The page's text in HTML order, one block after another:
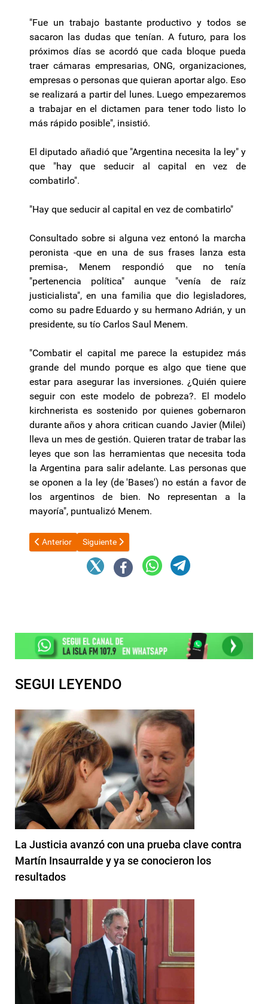
"Fue un trabajo bastante productivo y todos se
sacaron las dudas que tenían. A futuro, para los
próximos días se acordó que cada bloque pueda
traer cámaras empresarias, ONG, organizaciones,
empresas o personas que quieran aportar algo. Eso
se realizará a partir del lunes. Luego empezaremos
a trabajar en el dictamen para tener todo listo lo
más rápido posible", insistió.
El diputado añadió que "Argentina necesita la ley" y
que "hay que seducir al capital en vez de
combatirlo".
"Hay que seducir al capital en vez de combatirlo"
Consultado sobre si alguna vez entonó la marcha
peronista -que en una de sus frases lanza esta
premisa-, Menem respondió que no tenía
"pertenencia política" aunque "venía de raíz
justicialista", en una familia que dio legisladores,
como su padre Eduardo y su hermano Adrián, y un
presidente, su tío Carlos Saul Menem.
"Combatir el capital me parece la estupidez más
grande del mundo porque es algo que tiene que
estar para asegurar las inversiones. ¿Quién quiere
seguir con este modelo de pobreza?. El modelo
kirchnerista es sostenido por quienes gobernaron
durante años y ahora critican cuando Javier (Milei)
lleva un mes de gestión. Quieren tratar de trabar las
leyes que son las herramientas que necesita toda
la Argentina para salir adelante. Las personas que
se oponen a la ley (de 'Bases') no están a favor de
los argentinos de bien. No representan a la
mayoría", puntualizó Menem.
Artículo anterior: Rigen los nuevos topes para "Días de
Anterior Artículo siguiente: Covid-19: por primera vez
Siguiente
SEGUI LEYENDO
La Justicia avanzó con una prueba clave contra
Martín Insaurralde y ya se conocieron los
resultados